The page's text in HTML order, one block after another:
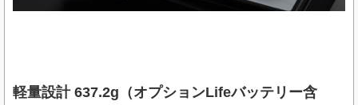
軽量設計 637.2g（オプションLifeバッテリー含